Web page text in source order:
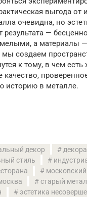
выгода от
очевидна, но
результата —
а материалы
мы создаем
к тому, в чем есть
качество,
историю в металле.
декор
стиль
старый
эстетика